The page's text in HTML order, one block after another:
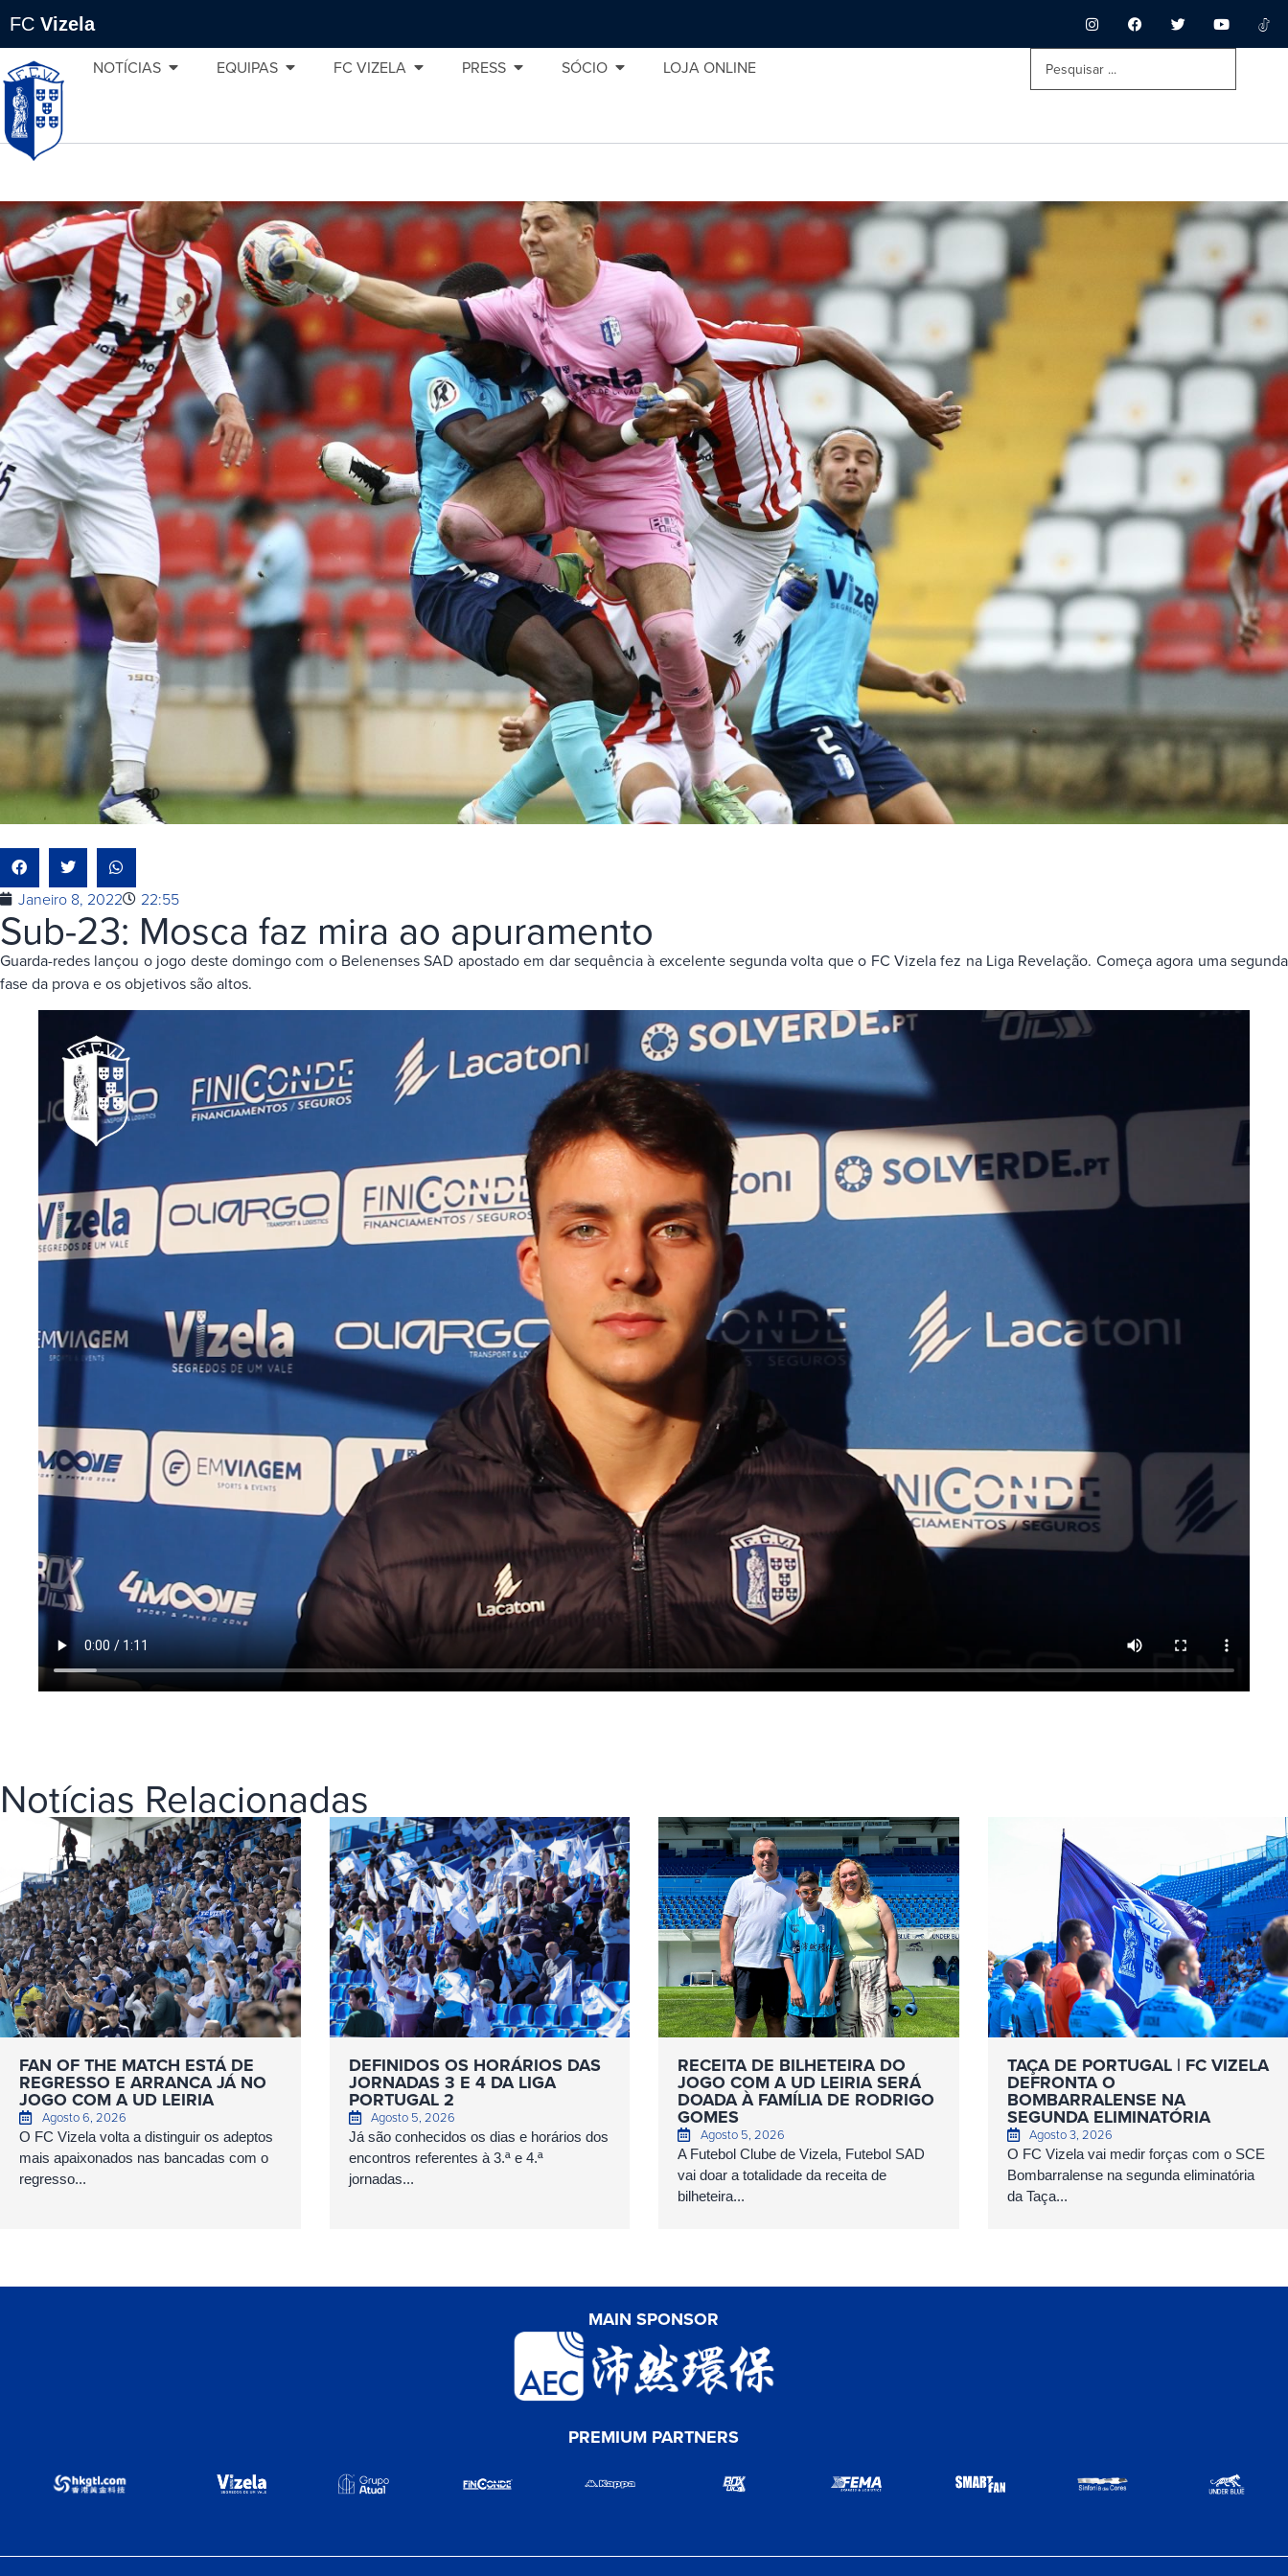
FC Vizela
NOTÍCIAS EQUIPAS FC VIZELA PRESS SÓCIO LOJA ONLINE
Janeiro 8, 2022 22:55
Sub-23: Mosca faz mira ao apuramento
Guarda-redes lançou o jogo deste domingo com o Belenenses SAD apostado em dar sequência à excelente segunda volta que o FC Vizela fez na Liga Revelação. Começa agora uma segunda
fase da prova e os objetivos são altos.
Notícias Relacionadas
FAN OF THE MATCH ESTÁ DE
REGRESSO E ARRANCA JÁ NO
JOGO COM A UD LEIRIA
Agosto 6, 2026
O FC Vizela volta a distinguir os adeptos
mais apaixonados nas bancadas com o
regresso...
DEFINIDOS OS HORÁRIOS DAS
JORNADAS 3 E 4 DA LIGA
PORTUGAL 2
Agosto 5, 2026
Já são conhecidos os dias e horários dos
encontros referentes à 3.ª e 4.ª
jornadas...
RECEITA DE BILHETEIRA DO
JOGO COM A UD LEIRIA SERÁ
DOADA À FAMÍLIA DE RODRIGO
GOMES
Agosto 5, 2026
A Futebol Clube de Vizela, Futebol SAD
vai doar a totalidade da receita de
bilheteira...
TAÇA DE PORTUGAL | FC VIZELA
DEFRONTA O
BOMBARRALENSE NA
SEGUNDA ELIMINATÓRIA
Agosto 3, 2026
O FC Vizela vai medir forças com o SCE
Bombarralense na segunda eliminatória
da Taça...
MAIN SPONSOR
PREMIUM PARTNERS